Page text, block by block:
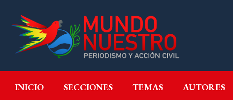
INICIO SECCIONES TEMAS AUTORES
INICIO SECCIONES